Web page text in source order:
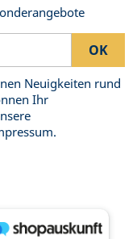
Neuigkeiten rund
Ihr